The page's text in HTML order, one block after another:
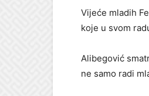
Vijeće mladih
koje u svom
Alibegović
ne samo radi